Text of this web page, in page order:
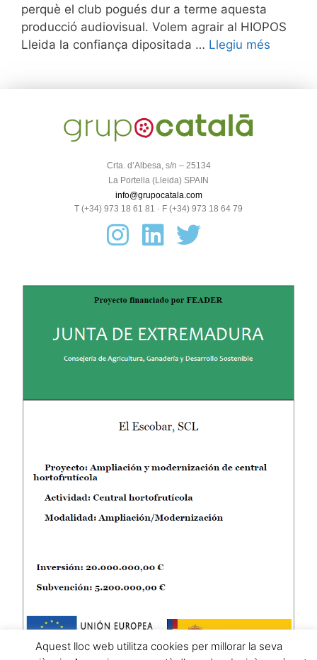
perquè el club pogués dur a terme aquesta
producció audiovisual. Volem agrair al HIOPOS
Lleida la confiança dipositada … Llegiu més
Crta. d’Albesa, s/n – 25134
La Portella (Lleida) SPAIN
info@grupocatala.com
T (+34) 973 18 61 81 · F (+34) 973 18 64 79
Aquest lloc web utilitza cookies per millorar la seva